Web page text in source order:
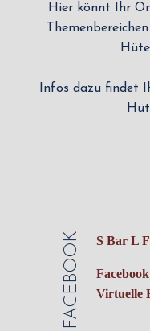
Hier könnt Ihr
Infos dazu findet
FACEBOOK S Bar L
Virtuelle